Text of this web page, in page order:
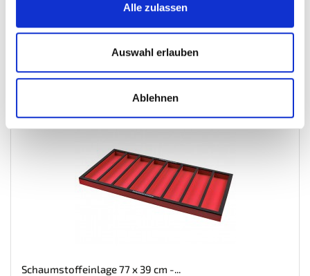
Alle zulassen
Auswahl erlauben
Ablehnen
Versandkosten
Auf Lager
In den Warenkorb
Wunschliste
Schaumstoffeinlage 77 x 39 cm -...